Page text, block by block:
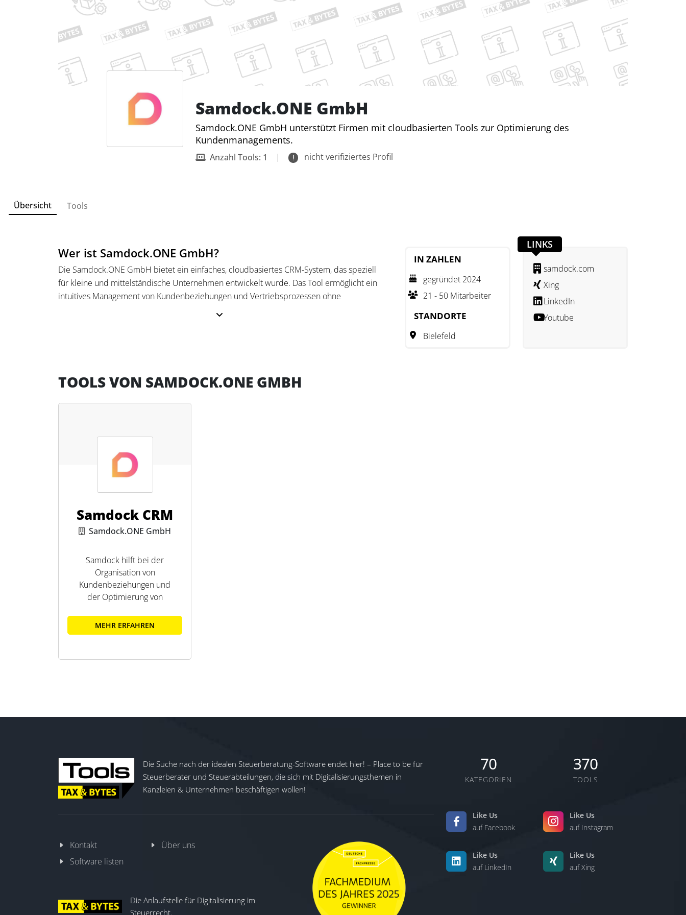
Samdock.ONE GmbH
Samdock.ONE GmbH unterstützt Firmen mit cloudbasierten Tools zur Optimierung des
Kundenmanagements.
Anzahl Tools: 1 | nicht verifiziertes Profil
Übersicht Tools
Wer ist Samdock.ONE GmbH?
Die Samdock.ONE GmbH bietet ein einfaches, cloudbasiertes CRM-System, das speziell
für kleine und mittelständische Unternehmen entwickelt wurde. Das Tool ermöglicht ein
intuitives Management von Kundenbeziehungen und Vertriebsprozessen ohne
IN ZAHLEN
gegründet 2024
21 - 50 Mitarbeiter
STANDORTE
Bielefeld
LINKS
samdock.com
Xing
LinkedIn
Youtube
TOOLS VON SAMDOCK.ONE GMBH
Samdock CRM
Samdock.ONE GmbH
Samdock hilft bei der
Organisation von
Kundenbeziehungen und
der Optimierung von
MEHR ERFAHREN
Die Suche nach der idealen Steuerberatung-Software endet hier! – Place to be für
Steuerberater und Steuerabteilungen, die sich mit Digitalisierungsthemen in
Kanzleien & Unternehmen beschäftigen wollen!
Kontakt
Über uns
Software listen
Die Anlaufstelle für Digitalisierung im
Steuerrecht.
70
KATEGORIEN
370
TOOLS
Like Us
auf Facebook
Like Us
auf Instagram
Like Us
auf LinkedIn
Like Us
auf Xing